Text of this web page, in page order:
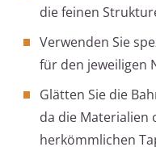
die feinen
Verwenden Sie
für den jeweiligen
Glätten Sie die
da die Materialien
herkömmlichen